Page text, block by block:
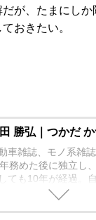
が、たまにし
おきたい。
勝弘｜つかだ
車雑誌、モノ系雑
務めた後に独立し
ても10年が経過。
ル雑誌、Web媒体な